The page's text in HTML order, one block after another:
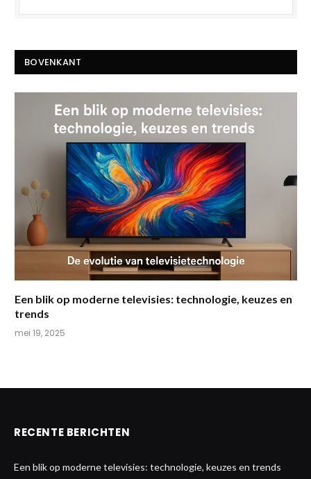
BOVENKANT
Een blik op moderne televisies: technologie, keuzes en
trends
mei 19, 2025
RECENTE BERICHTEN
Een blik op moderne televisies: technologie, keuzes en trends